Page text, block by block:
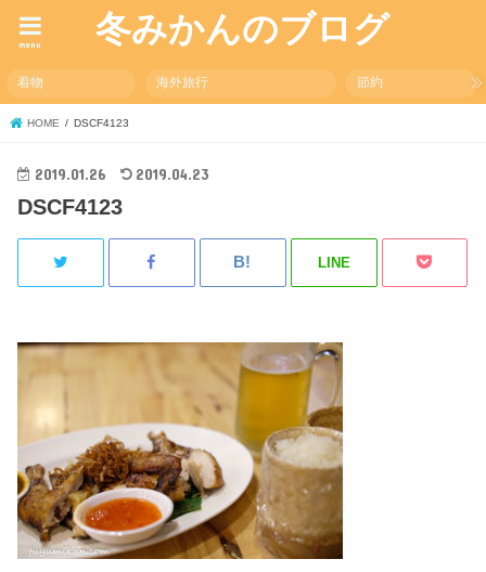
冬みかんのブログ
menu
着物 海外旅行 節約
HOME DSCF4123
2019.01.26 2019.04.23
DSCF4123
LINE